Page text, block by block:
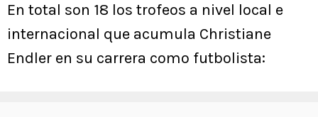
En total son 18 los trofeos a nivel local e
internacional que acumula Christiane
Endler en su carrera como futbolista: